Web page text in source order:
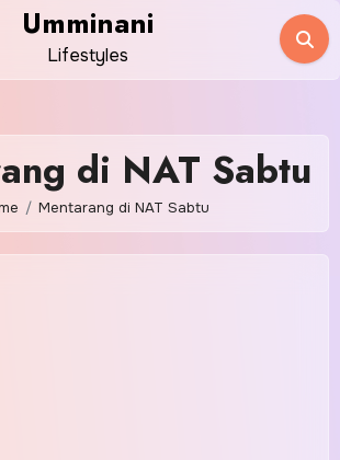
Umminani
Lifestyles
di NAT Sabtu
Mentarang di NAT Sabtu